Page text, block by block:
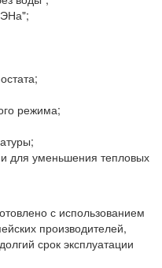
режима;
для уменьшения тепловых
с использованием
производителей,
срок эксплуатации